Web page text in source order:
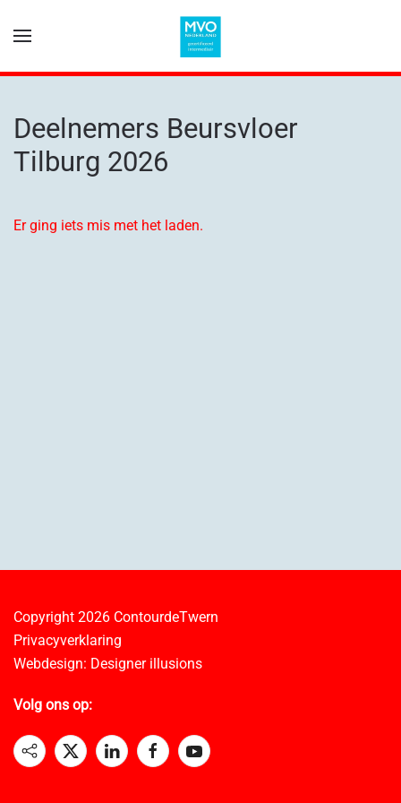
Deelnemers Beursvloer
Tilburg 2026
Er ging iets mis met het laden.
Copyright 2026 ContourdeTwern
Privacyverklaring
Webdesign: Designer illusions
Volg ons op: